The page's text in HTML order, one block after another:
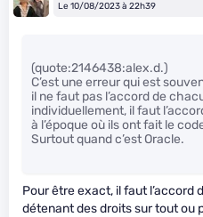
Le 10/08/2023 à 22h39
(quote:2146438:alex.d.)
C’est une erreur qui est
il ne faut pas l’accord de
individuellement, il faut
à l’époque où ils ont fait le
Surtout quand c’est Oracle.
Pour être exact, il faut l’accord
détenant des droits sur tout ou